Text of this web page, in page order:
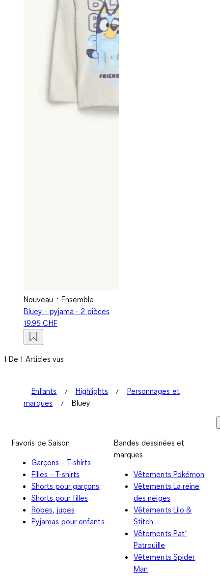
Nouveau
Ensemble
Bluey - pyjama - 2 pièces
19.95 CHF
1 De 1 Articles vus
Enfants Highlights
Personnages et
marques
Bluey
Favoris de Saison
Garçons - T-shirts
Filles - T-shirts
Shorts pour garçons
Shorts pour filles
Robes, jupes
Pyjamas pour enfants
Bandes dessinées et
marques
Vêtements Pokémon
Vêtements La reine
des neiges
Vêtements Lilo &
Stitch
Vêtements Pat´
Patrouille
Vêtements Spider
Man